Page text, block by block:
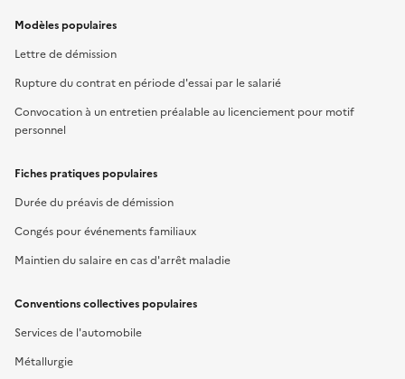
Modèles populaires
Lettre de démission
Rupture du contrat en période d'essai par le salarié
Convocation à un entretien préalable au licenciement pour motif
personnel
Fiches pratiques populaires
Durée du préavis de démission
Congés pour événements familiaux
Maintien du salaire en cas d'arrêt maladie
Conventions collectives populaires
Services de l'automobile
Métallurgie